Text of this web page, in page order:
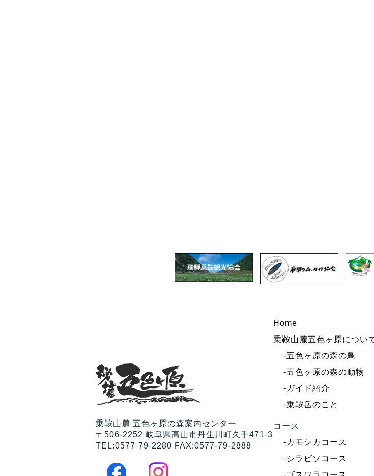
乗鞍山麓 五色ヶ原の森案内センター
〒506-2252 岐阜県高山市丹生川町久手471-3
TEL:0577-79-2280 FAX:0577-79-2888
Home
乗鞍山麓五色ヶ原につい
-五色ヶ原の森の鳥
-五色ヶ原の森の動物
-ガイド紹介
-乗鞍岳のこと
コース
-カモシカコース
-シラビソコース